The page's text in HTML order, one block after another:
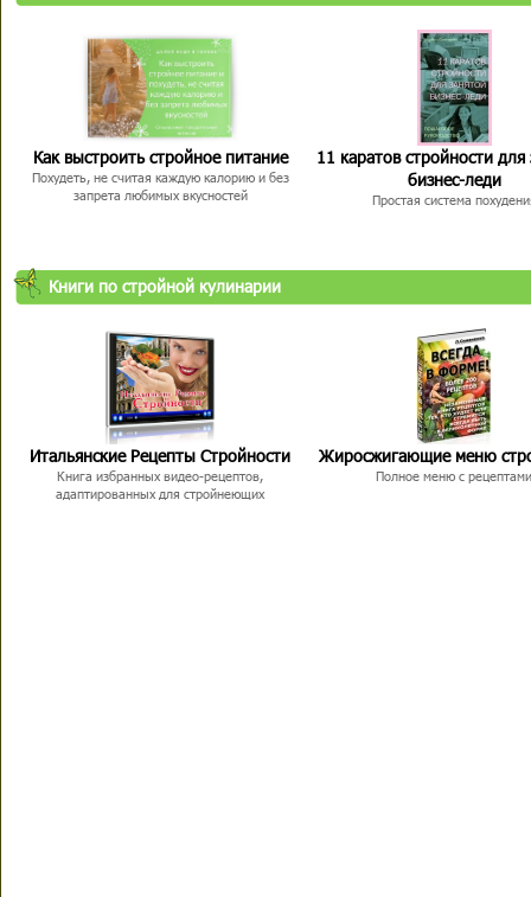
Как выстроить стройное питание
Похудеть, не считая каждую калорию и без
запрета любимых вкусностей
11 каратов стройности для
бизнес-леди
Простая система
Книги по стройной кулинарии
Итальянские Рецепты Стройности
Книга избранных видео-рецептов,
адаптированных для стройнеющих
Жиросжигающие меню
Полное меню с рецептами